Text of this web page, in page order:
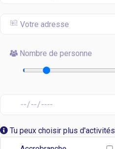
Nombre de personne
Tu peux choisir plus d'activités